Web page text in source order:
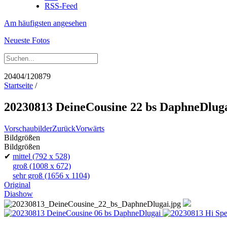
RSS-Feed
Am häufigsten angesehen
Neueste Fotos
20404/120879
Startseite /
20230813 DeineCousine 22 bs
VorschaubilderZurückVorwärts
Bildgrößen
Bildgrößen
✔ mittel (792 x 528)
groß (1008 x 672)
sehr groß (1656 x 1104)
Original
Diashow